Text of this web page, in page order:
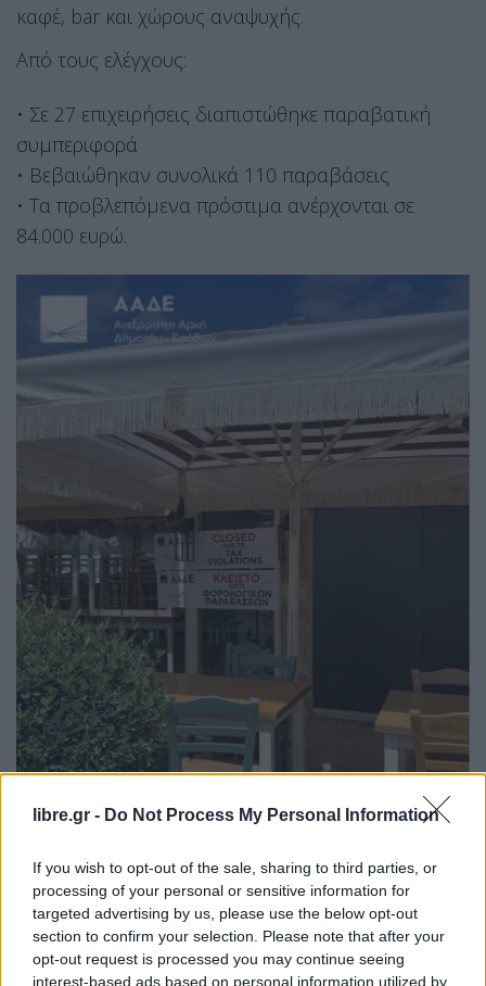
libre.gr - Do Not Process My Personal Information
If you wish to opt-out of the sale, sharing to third parties, or
processing of your personal or sensitive information for
targeted advertising by us, please use the below opt-out
section to confirm your selection. Please note that after your
opt-out request is processed you may continue seeing
interest-based ads based on personal information utilized by
καφέ, bar και χώρους αναψυχής.
Από τους ελέγχους:
• Σε 27 επιχειρήσεις διαπιστώθηκε παραβατική
συμπεριφορά
• Βεβαιώθηκαν συνολικά 110 παραβάσεις
• Τα προβλεπόμενα πρόστιμα ανέρχονται σε
84.000 ευρώ.
Σφραγισμένο κατάστημα έπειτα από έλεγχο της ΑΑΔΕ